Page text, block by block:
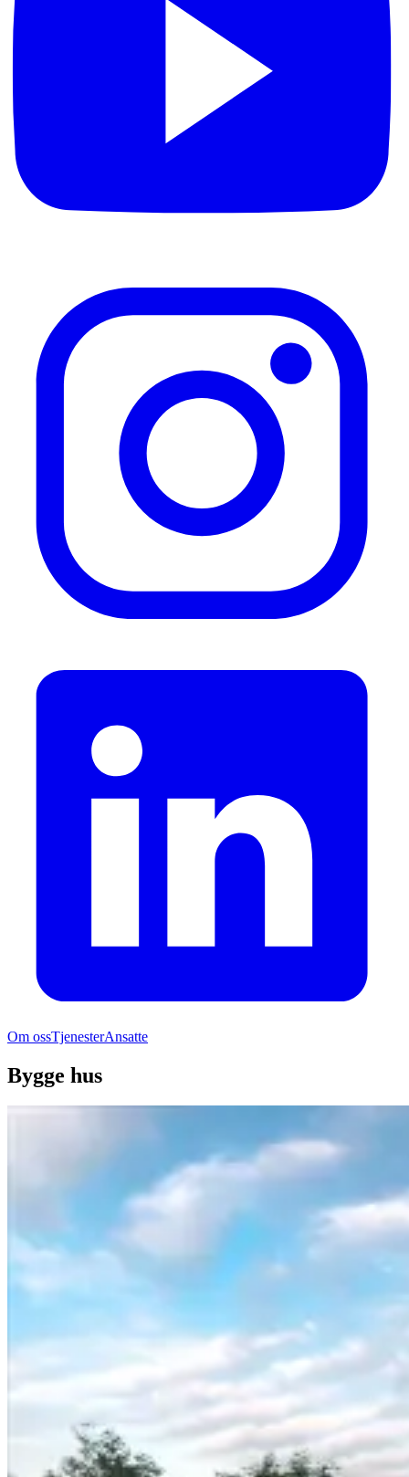
Om ossTjenesterAnsatte
Bygge hus